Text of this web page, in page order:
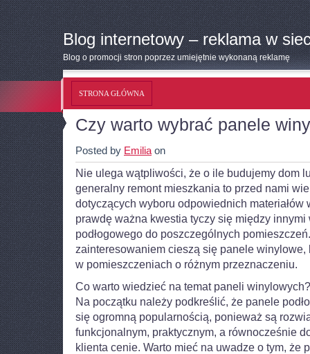
Blog internetowy – reklama w
Blog o promocji stron poprzez umiejętnie wykonaną reklamę
STRONA GŁÓWNA
Czy warto wybrać panele
Posted by Emilia on
Nie ulega wątpliwości, że o ile budujemy dom
generalny remont mieszkania to przed nami
dotyczących wyboru odpowiednich materiałów
prawdę ważna kwestia tyczy się między innymi
podłogowego do poszczególnych
zainteresowaniem cieszą się panele winylowe,
w pomieszczeniach o różnym przeznaczeniu.
Co warto wiedzieć na temat paneli winylowych?
Na początku należy podkreślić, że panele
się ogromną popularnością, ponieważ są
funkcjonalnym, praktycznym, a równocześnie
klienta cenie. Warto mieć na uwadze o tym, że